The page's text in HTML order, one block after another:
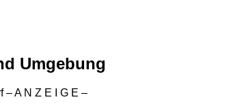
Umgebung
A N Z E I G E –